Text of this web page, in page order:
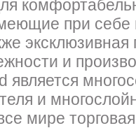
при себе
эксклюзивная
и
является
и
мире